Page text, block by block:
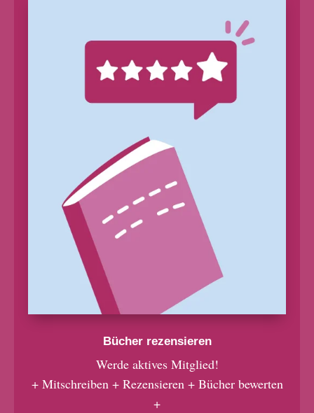
Bücher rezensieren
Werde aktives Mitglied!
+ Mitschreiben + Rezensieren + Bücher bewerten
+